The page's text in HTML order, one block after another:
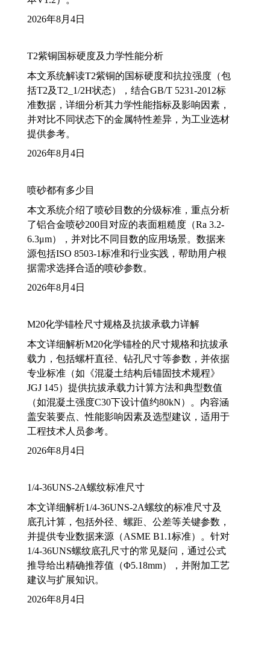
2026年8月4日
T2紫铜国标硬度及力学性能分析
本文系统解读T2紫铜的国标硬度和抗拉强度（包
括T2及T2_1/2H状态），结合GB/T 5231-2012标
准数据，详细分析其力学性能指标及影响因素，
并对比不同状态下的金属特性差异，为工业选材
提供参考。
2026年8月4日
喷砂都有多少目
本文系统介绍了喷砂目数的分级标准，重点分析
了铝合金喷砂200目对应的表面粗糙度（Ra 3.2-
6.3μm），并对比不同目数的应用场景。数据来
源包括ISO 8503-1标准和行业实践，帮助用户根
据需求选择合适的喷砂参数。
2026年8月4日
M20化学锚栓尺寸规格及抗拔承载力详解
本文详细解析M20化学锚栓的尺寸规格和抗拔承
载力，包括螺杆直径、钻孔尺寸等参数，并依据
专业标准（如《混凝土结构后锚固技术规程》
JGJ 145）提供抗拔承载力计算方法和典型数值
（如混凝土强度C30下设计值约80kN）。内容涵
盖安装要点、性能影响因素及选型建议，适用于
工程技术人员参考。
2026年8月4日
1/4-36UNS-2A螺纹标准尺寸
本文详细解析1/4-36UNS-2A螺纹的标准尺寸及
底孔计算，包括外径、螺距、公差等关键参数，
并提供专业数据来源（ASME B1.1标准）。针对
1/4-36UNS螺纹底孔尺寸的常见疑问，通过公式
推导给出精确推荐值（Φ5.18mm），并附加工艺
建议与扩展知识。
2026年8月4日